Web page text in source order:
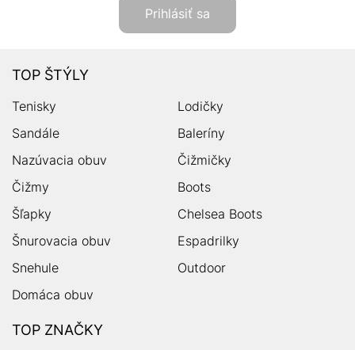
Prihlásiť sa
TOP ŠTÝLY
Tenisky
Lodičky
Sandále
Baleríny
Nazúvacia obuv
Čižmičky
Čižmy
Boots
Šľapky
Chelsea Boots
Šnurovacia obuv
Espadrilky
Snehule
Outdoor
Domáca obuv
TOP ZNAČKY